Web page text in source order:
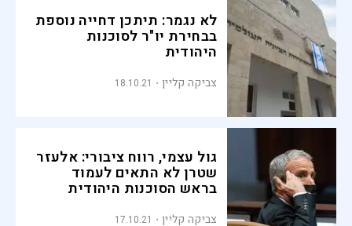
לא נגמר: תיתכן דחייה נוספת
בבחירת יו"ר לסוכנות
היהודית
צביקה קליין 18.10.21
גול עצמי, רווח ציבורי: אלעזר
שטרן לא התאים לעמוד
בראש הסוכנות היהודית
צביקה קליין 17.10.21